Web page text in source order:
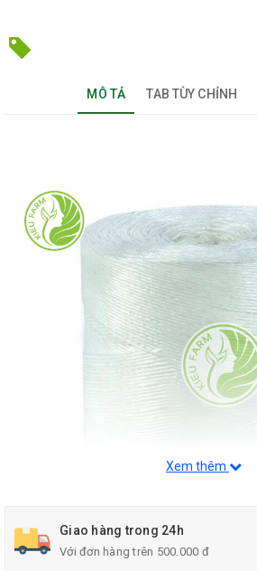
MÔ TẢ TAB TÙY CHỈNH
Xem thêm
Giao hàng trong 24h
Với đơn hàng trên 500.000 đ